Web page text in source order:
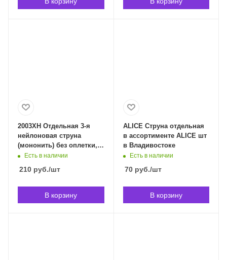
2003XH Отдельная 3-я
нейлоновая струна
(мононить) без оплетки,
La Bella 2003XH в
Есть в наличии
210 руб./шт
В корзину
ALICE Струна отдельная
в ассортименте ALICE шт
в Владивостоке
Есть в наличии
70руб./шт
В корзину